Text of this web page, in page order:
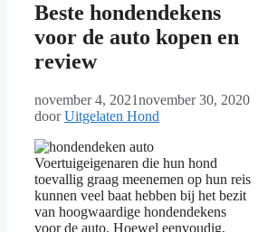
Beste hondendekens
voor de auto kopen en
review
november 4, 2021november 30, 2020
doorUitgelaten Hond
Voertuigeigenaren die hun hond
toevallig graag meenemen op hun reis
kunnen veel baat hebben bij het bezit
van hoogwaardige hondendekens
voor de auto. Hoewel eenvoudig,